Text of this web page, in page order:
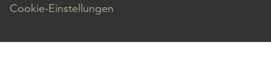
Cookie-Einstellungen